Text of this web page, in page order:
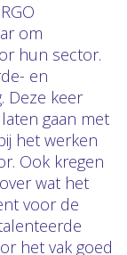
om
hun sector.
en
Deze keer
gaan met
het werken
Ook kregen
wat het
voor de
het vak goed